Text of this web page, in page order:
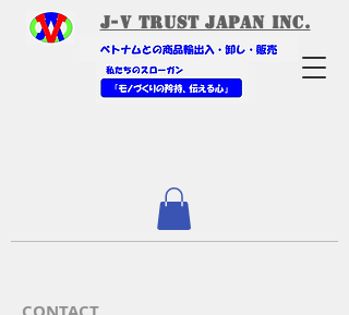
​J-V Trust Japan Inc.